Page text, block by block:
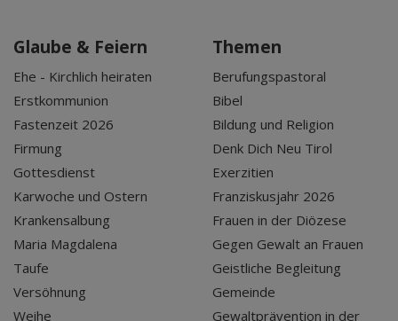
Glaube & Feiern
Ehe - Kirchlich heiraten
Erstkommunion
Fastenzeit 2026
Firmung
Gottesdienst
Karwoche und Ostern
Krankensalbung
Maria Magdalena
Taufe
Versöhnung
Weihe
Themen
Berufungspastoral
Bibel
Bildung und Religion
Denk Dich Neu Tirol
Exerzitien
Franziskusjahr 2026
Frauen in der Diözese
Gegen Gewalt an Frauen
Geistliche Begleitung
Gemeinde
Gewaltprävention in der